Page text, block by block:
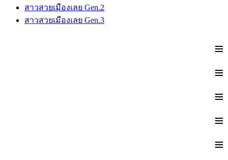
สาวสวยเมืองเลย Gen.2
สาวสวยเมืองเลย Gen.3
≡
≡
≡
≡
≡